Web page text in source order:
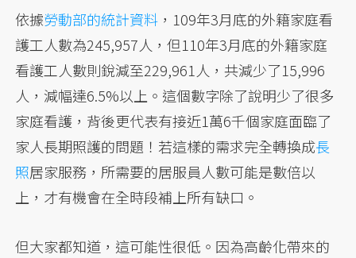
依據勞動部的統計資料 ，109年3月底的外籍家庭看
護工人數為245,957人，但110年3月底的外籍家庭
看護工人數則銳減至229,961人，共減少了15,996
人，減幅達6.5%以上。這個數字除了說明少了很多
家庭看護，背後更代表有接近1萬6千個家庭面臨了
家人長期照護的問題！若這樣的需求完全轉換成長
照居家服務，所需要的居服員人數可能是數倍以
上，才有機會在全時段補上所有缺口。
但大家都知道，這可能性很低。因為高齡化帶來的